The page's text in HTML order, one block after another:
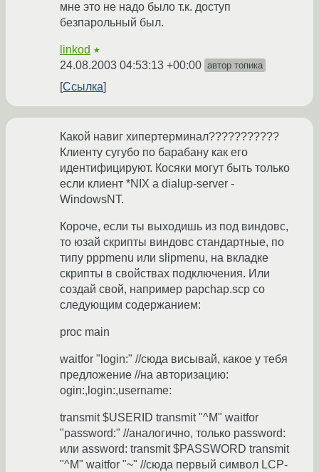
мне это не надо было т.к. доступ
безпарольный был.
linkod ★
24.08.2003 04:53:13 +00:00 автор топика
Ссылка
Какой навиг хипертерминал???????????
Клиенту сугубо по барабану как его
идентифицируют. Косяки могут быть только
если клиент *NIX а dialup-server -
WindowsNT.
Короче, если ты выходишь из под виндовс,
то юзай скрипты виндовс стандартные, по
типу pppmenu или slipmenu, на вкладке
скрипты в свойствах подключения. Или
создай свой, например papchap.scp со
следующим содержанием:
proc main
waitfor "login:" //сюда висывай, какое у тебя
предложение //на авторизацию:
ogin:,login:,username:
transmit $USERID transmit "^M" waitfor
"password:" //аналогично, только password:
или assword: transmit $PASSWORD transmit
"^M" waitfor "~" //сюда первый символ LCP-